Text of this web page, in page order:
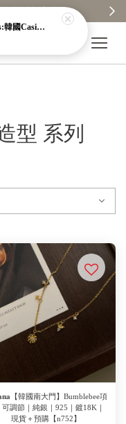
【分享
型 系列
【韓國南大門】Bumblebee項
可調節｜純銀｜925｜鍍18K｜
現貨＋預購【n752】
𝐧𝐞𝐰𝐚𝐧𝐚 全台最熱銷:sparkles:韓國Casio防潑水金屬錶:sparkles:就在本店